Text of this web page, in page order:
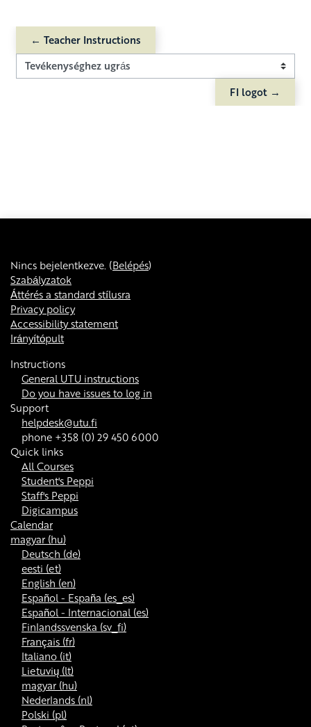
← Teacher Instructions
Tevékenységhez ugrás
FI logot →
Nincs bejelentkezve. (Belépés)
Szabályzatok
Áttérés a standard stílusra
Privacy policy
Accessibility statement
Irányítópult
Instructions
General UTU instructions
Do you have issues to log in
Support
helpdesk@utu.fi
phone +358 (0) 29 450 6000
Quick links
All Courses
Student's Peppi
Staff's Peppi
Digicampus
Calendar
magyar ‎(hu)‎
Deutsch ‎(de)‎
eesti ‎(et)‎
English ‎(en)‎
Español - España ‎(es_es)‎
Español - Internacional ‎(es)‎
Finlandssvenska ‎(sv_fi)‎
Français ‎(fr)‎
Italiano ‎(it)‎
Lietuvių ‎(lt)‎
magyar ‎(hu)‎
Nederlands ‎(nl)‎
Polski ‎(pl)‎